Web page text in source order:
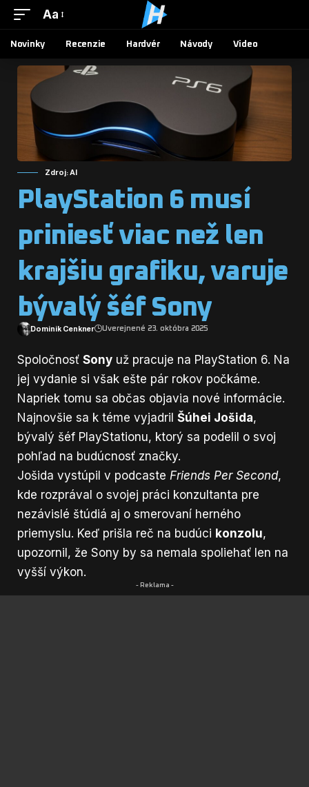
Aa
Novinky Recenzie Hardvér Návody Video
Zdroj: AI
PlayStation 6 musí
priniesť viac než len
krajšiu grafiku, varuje
bývalý šéf Sony
Dominik Cenkner Uverejnené 23. októbra 2025
Spoločnosť Sony už pracuje na PlayStation 6. Na
jej vydanie si však ešte pár rokov počkáme.
Napriek tomu sa občas objavia nové informácie.
Najnovšie sa k téme vyjadril Šúhei Jošida,
bývalý šéf PlayStationu, ktorý sa podelil o svoj
pohľad na budúcnosť značky.
Jošida vystúpil v podcaste Friends Per Second,
kde rozprával o svojej práci konzultanta pre
nezávislé štúdiá aj o smerovaní herného
priemyslu. Keď prišla reč na budúci konzolu,
upozornil, že Sony by sa nemala spoliehať len na
vyšší výkon.
- Reklama -